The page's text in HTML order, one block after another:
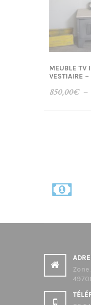
MEUBLE TV
VESTIAIRE –
850,00€ –